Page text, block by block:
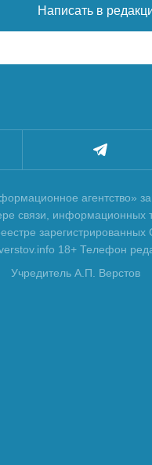
Написать в
агентство»
связи, информационных
18+ Телефон
Учредитель А.П. Верстов